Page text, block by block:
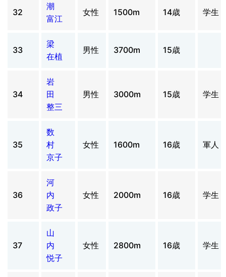
32
潮
富江
女性 1500m 14歳 学生
33
梁
在植
男性 3700m 15歳
34
岩
田
整三
男性 3000m 15歳 学生
35
数
村
京子
女性 1600m 16歳 軍人
36
河
内
政子
女性 2000m 16歳 学生
37
山
内
悦子
女性 2800m 16歳 学生